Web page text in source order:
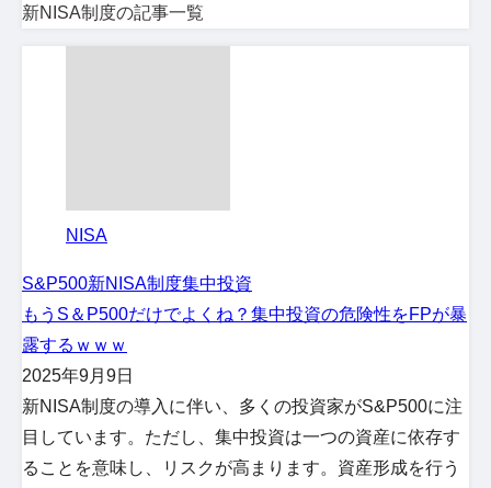
新NISA制度の記事一覧
NISA
S&P500新NISA制度集中投資
もうS＆P500だけでよくね？集中投資の危険性をFPが暴
露するｗｗｗ
2025年9月9日
新NISA制度の導入に伴い、多くの投資家がS&P500に注
目しています。ただし、集中投資は一つの資産に依存す
ることを意味し、リスクが高まります。資産形成を行う